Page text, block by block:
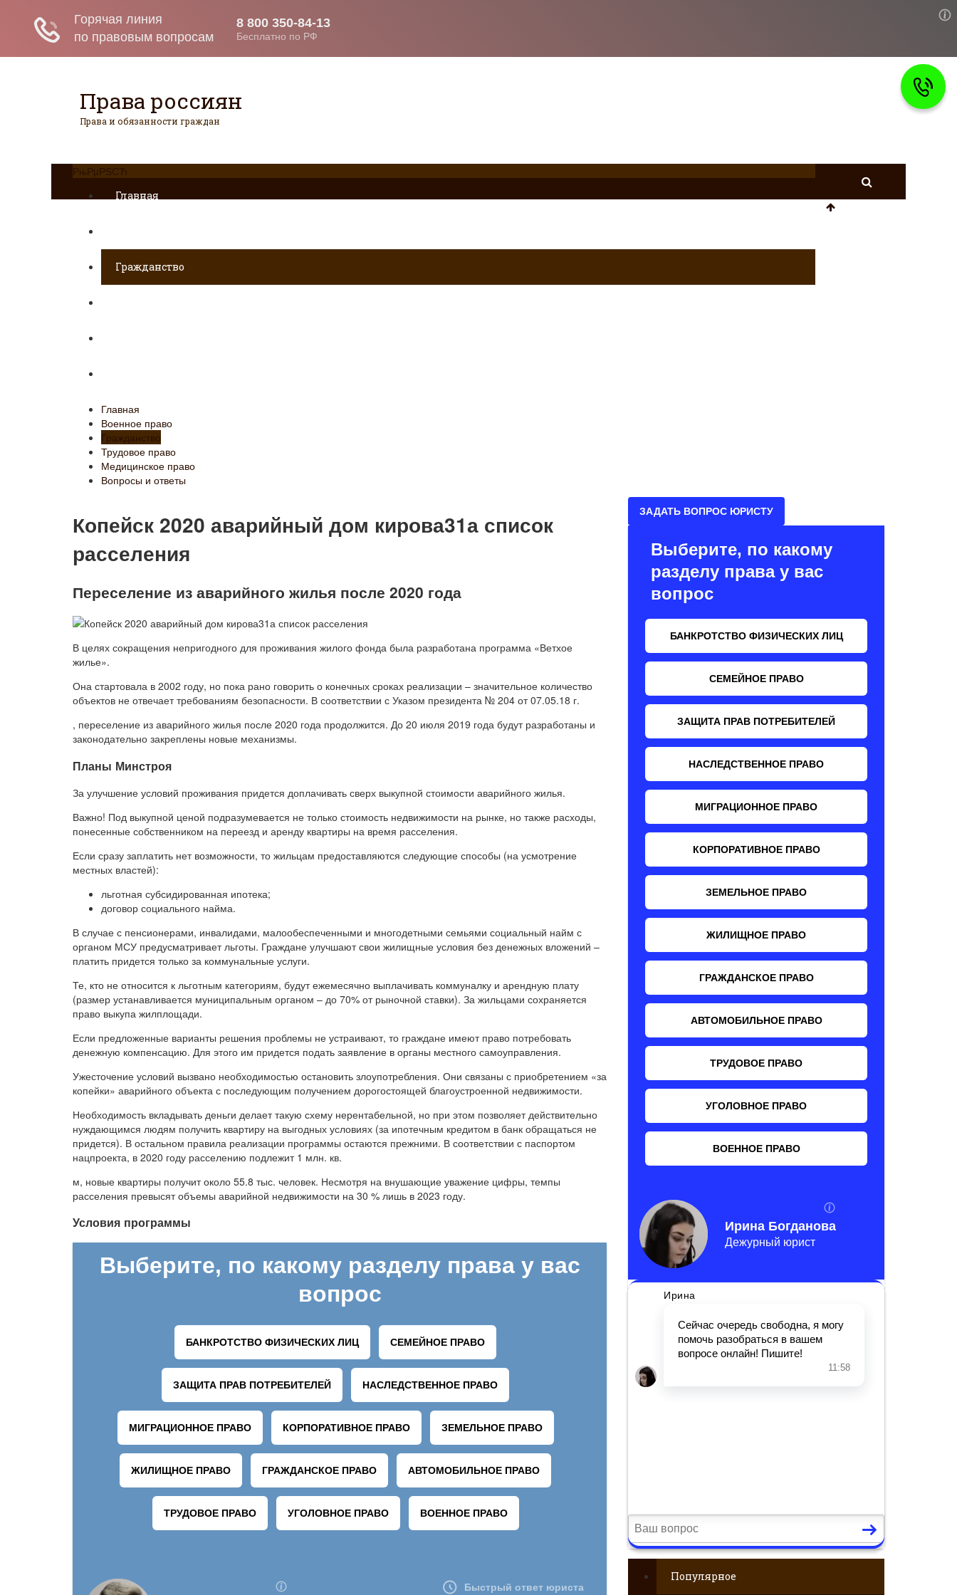
Права россиян
Права и обязанности граждан
РњРµРЅСЋ
Главная
Гражданство
Главная
Военное право
Гражданство
Трудовое право
Медицинское право
Вопросы и ответы
Копейск 2020 аварийный дом кирова31а список
расселения
Переселение из аварийного жилья после 2020 года
В целях сокращения непригодного для проживания жилого фонда была разработана программа «Ветхое
жилье».
Она стартовала в 2002 году, но пока рано говорить о конечных сроках реализации – значительное количество
объектов не отвечает требованиям безопасности. В соответствии с Указом президента № 204 от 07.05.18 г.
, переселение из аварийного жилья после 2020 года продолжится. До 20 июля 2019 года будут разработаны и
законодательно закреплены новые механизмы.
Планы Минстроя
За улучшение условий проживания придется доплачивать сверх выкупной стоимости аварийного жилья.
Важно! Под выкупной ценой подразумевается не только стоимость недвижимости на рынке, но также расходы,
понесенные собственником на переезд и аренду квартиры на время расселения.
Если сразу заплатить нет возможности, то жильцам предоставляются следующие способы (на усмотрение
местных властей):
льготная субсидированная ипотека;
договор социального найма.
В случае с пенсионерами, инвалидами, малообеспеченными и многодетными семьями социальный найм с
органом МСУ предусматривает льготы. Граждане улучшают свои жилищные условия без денежных вложений –
платить придется только за коммунальные услуги.
Те, кто не относится к льготным категориям, будут ежемесячно выплачивать коммуналку и арендную плату
(размер устанавливается муниципальным органом – до 70% от рыночной ставки). За жильцами сохраняется
право выкупа жилплощади.
Если предложенные варианты решения проблемы не устраивают, то граждане имеют право потребовать
денежную компенсацию. Для этого им придется подать заявление в органы местного самоуправления.
Ужесточение условий вызвано необходимостью остановить злоупотребления. Они связаны с приобретением «за
копейки» аварийного объекта с последующим получением дорогостоящей благоустроенной недвижимости.
Необходимость вкладывать деньги делает такую схему нерентабельной, но при этом позволяет действительно
нуждающимся людям получить квартиру на выгодных условиях (за ипотечным кредитом в банк обращаться не
придется). В остальном правила реализации программы остаются прежними. В соответствии с паспортом
нацпроекта, в 2020 году расселению подлежит 1 млн. кв.
м, новые квартиры получит около 55.8 тыс. человек. Несмотря на внушающие уважение цифры, темпы
расселения превысят объемы аварийной недвижимости на 30 % лишь в 2023 году.
Условия программы
Популярное